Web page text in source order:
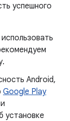
успешного
Android,
Google Play
установке